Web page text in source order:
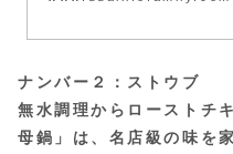
ナンバー２：ストウブ
無水調理からローストチ
母鍋」は、名店級の味を